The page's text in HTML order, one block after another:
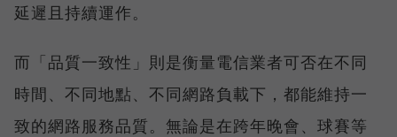
延遲且持續運作。
而「品質一致性」則是衡量電信業者可否在不同
時間、不同地點、不同網路負載下，都能維持一
致的網路服務品質。無論是在跨年晚會、球賽等